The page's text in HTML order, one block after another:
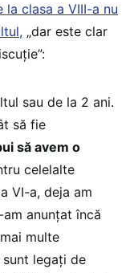
clasa a VIII-a nu
„dar este clar
sau de la 2 ani.
să fie
să avem o
celelalte
VI-a, deja am
anunțat încă
multe
legați de